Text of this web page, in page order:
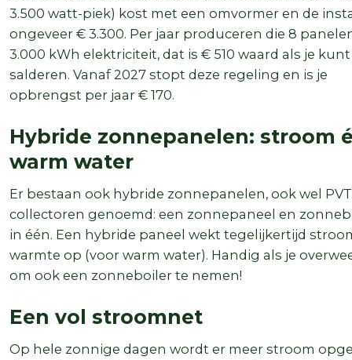
3.500 watt-piek) kost met een omvormer en de
ongeveer € 3.300. Per jaar produceren die 8
3.000 kWh elektriciteit, dat is € 510 waard als je kunt
salderen. Vanaf 2027 stopt deze regeling en is je
opbrengst per jaar € 170.
Hybride zonnepanelen: stroom
warm water
Er bestaan ook hybride zonnepanelen, ook wel
collectoren genoemd: een zonnepaneel en
in één. Een hybride paneel wekt tegelijkertijd
warmte op (voor warm water). Handig als je
om ook een zonneboiler te nemen!
Een vol stroomnet
Op hele zonnige dagen wordt er meer stroom